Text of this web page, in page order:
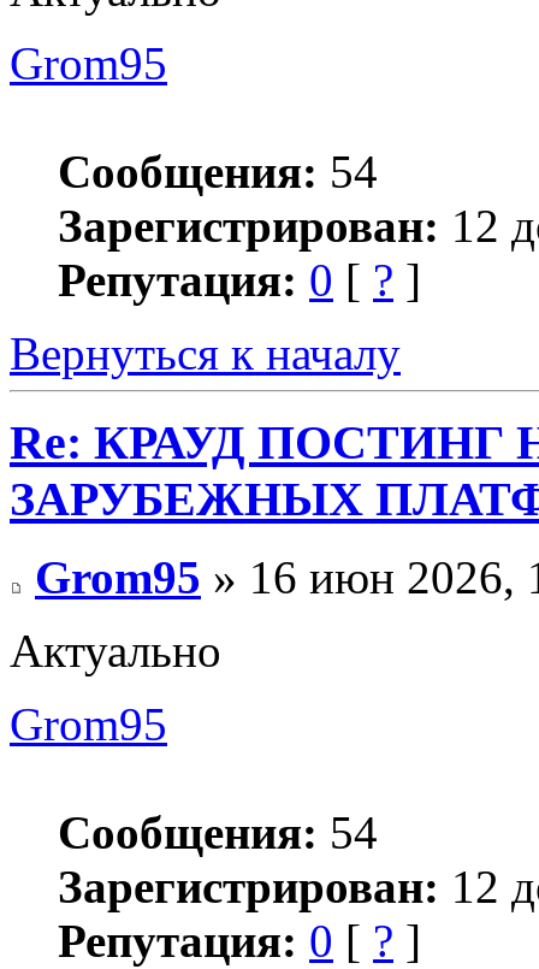
Grom95
Сообщения: 54
Зарегистрирован: 12
Репутация: 0 [ ? ]
Вернуться к началу
Re: КРАУД
ЗАРУБЕЖНЫХ
Grom95 » 16 июн 2026,
Актуально
Grom95
Сообщения: 54
Зарегистрирован: 12
Репутация: 0 [ ? ]